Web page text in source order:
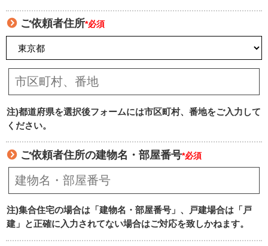
ご依頼者住所*必須
注)都道府県を選択後フォームには市区町村、番地をご入力して
ください。
ご依頼者住所の建物名・部屋番号*必須
注)集合住宅の場合は「建物名・部屋番号」、戸建場合は「戸
建」と正確に入力されてない場合はご対応を致しかねます。